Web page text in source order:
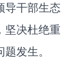
导干部生态
坚决杜绝重
发生。